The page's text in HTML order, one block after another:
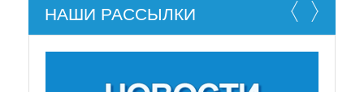
НАШИ РАССЫЛКИ